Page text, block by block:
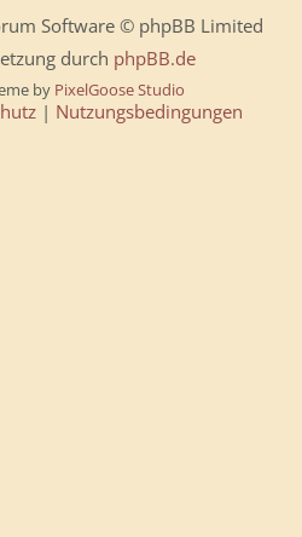
Software © phpBB Limited
durch phpBB.de
by PixelGoose Studio
| Nutzungsbedingungen